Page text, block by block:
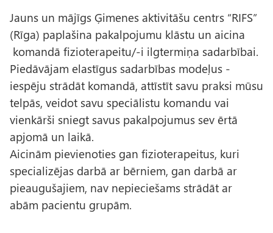
Jauns un mājīgs Ģimenes aktivitāšu centrs “RIFS”
(Rīga) paplašina pakalpojumu klāstu un aicina
komandā fizioterapeitu/-i ilgtermiņa sadarbībai.
Piedāvājam elastīgus sadarbības modeļus -
iespēju strādāt komandā, attīstīt savu praksi mūsu
telpās, veidot savu speciālistu komandu vai
vienkārši sniegt savus pakalpojumus sev ērtā
apjomā un laikā.
Aicinām pievienoties gan fizioterapeitus, kuri
specializējas darbā ar bērniem, gan darbā ar
pieaugušajiem, nav nepieciešams strādāt ar
abām pacientu grupām.